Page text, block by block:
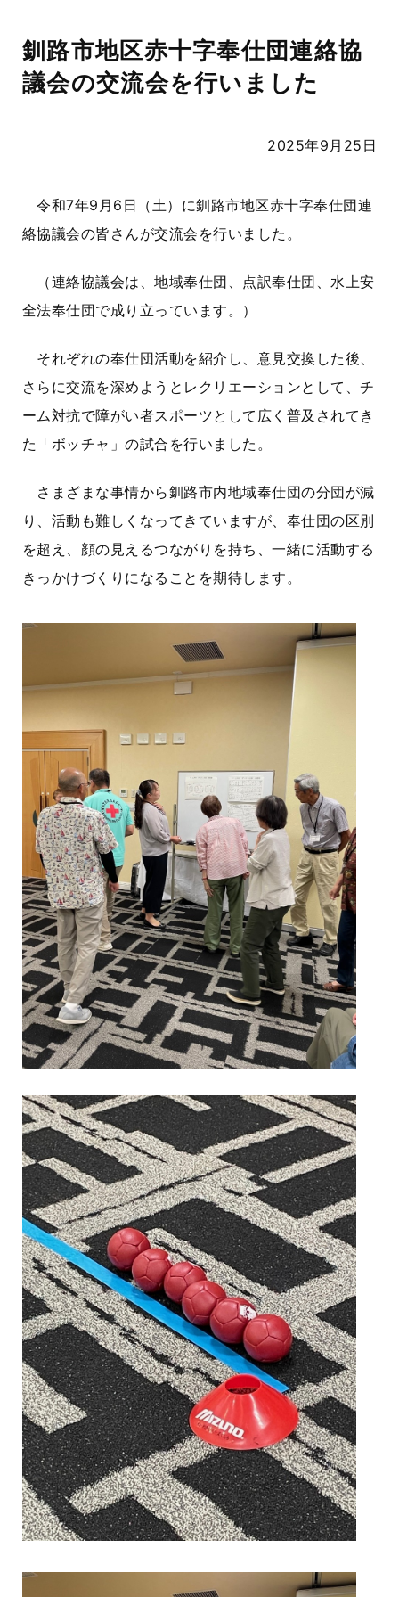
釧路市地区赤十字奉仕団連絡協
議会の交流会を行いました
2025年9月25日
令和7年9 月 6 日（土）に釧路市地区赤十字奉仕団連
絡協議会の皆さんが交流会を行いました。
（連絡協議会は、地域奉仕団、点訳奉仕団、水上安
全法奉仕団で成り立っています。）
それぞれの奉仕団活動を紹介し、意見交換した後、
さらに交流を深めようとレクリエーションとして、チ
ーム対抗で障がい者スポーツとして広く普及されてき
た「ボッチャ」の試合を行いました。
さまざまな事情から釧路市内地域奉仕団の分団が減
り、活動も難しくなってきていますが、奉仕団の区別
を超え、顔の見えるつながりを持ち、一緒に活動する
きっかけづくりになることを期待します。